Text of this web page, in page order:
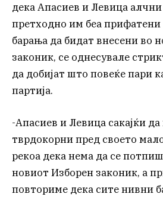
дека Апасиев и Левица алчни
претходно им беа
барања да бидат внесени во
законик, се однесувале
да добијат што повеќе пари
партија.
-Апасиев и Левица сакајќи
тврдокорни пред своето
рекоа дека нема да се
новиот Изборен законик, а
повториме дека сите нивни